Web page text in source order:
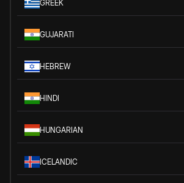
GREEK
GUJARATI
HEBREW
HINDI
HUNGARIAN
ICELANDIC